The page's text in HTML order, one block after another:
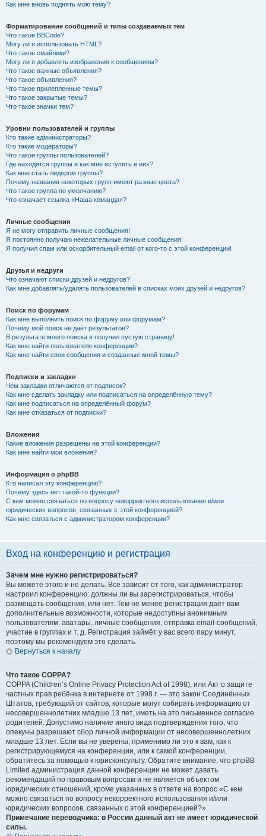
Как мне вновь поднять мою тему?
Форматирование сообщений и типы создаваемых тем
Что такое BBCode?
Могу ли я использовать HTML?
Что такое смайлики?
Могу ли я добавлять изображения к сообщениям?
Что такое важные объявления?
Что такое объявления?
Что такое прилепленные темы?
Что такое закрытые темы?
Что такое значки тем?
Уровни пользователей и группы
Кто такие администраторы?
Кто такие модераторы?
Что такое группы пользователей?
Где находятся группы и как мне вступить в них?
Как мне стать лидером группы?
Почему названия некоторых групп имеют разные цвета?
Что такое группа по умолчанию?
Что означает ссылка «Наша команда»?
Личные сообщения
Я не могу отправить личные сообщения!
Я постоянно получаю нежелательные личные сообщения!
Я получил спам или оскорбительный email от кого-то с этой конференции!
Друзья и недруги
Что означают списки друзей и недругов?
Как мне добавлять/удалять пользователей в списках моих друзей и недругов?
Поиск по форумам
Как мне выполнить поиск по форуму или форумам?
Почему мой поиск не даёт результатов?
В результате моего поиска я получил пустую страницу!
Как мне найти пользователя конференции?
Как мне найти свои сообщения и созданные мной темы?
Подписки и закладки
Чем закладки отличаются от подписок?
Как мне сделать закладку или подписаться на определённую тему?
Как мне подписаться на определённый форум?
Как мне отказаться от подписки?
Вложения
Какие вложения разрешены на этой конференции?
Как мне найти мои вложения?
Информация о phpBB
Кто написал эту конференцию?
Почему здесь нет такой-то функции?
С кем можно связаться по вопросу некорректного использования и/или
юридических вопросов, связанных с этой конференцией?
Как мне связаться с администратором конференции?
Вход на конференцию и регистрация
Зачем мне нужно регистрироваться?
Вы можете этого и не делать. Всё зависит от того, как администратор
настроил конференцию: должны ли вы зарегистрироваться, чтобы
размещать сообщения, или нет. Тем не менее регистрация даёт вам
дополнительные возможности, которые недоступны анонимным
пользователям: аватары, личные сообщения, отправка email-сообщений,
участие в группах и т. д. Регистрация займёт у вас всего пару минут,
поэтому мы рекомендуем это сделать.
Вернуться к началу
Что такое COPPA?
COPPA (Children’s Online Privacy Protection Act of 1998), или Акт о защите
частных прав ребёнка в интернете от 1998 г. — это закон Соединённых
Штатов, требующий от сайтов, которые могут собирать информацию от
несовершеннолетних младше 13 лет, иметь на это письменное согласие
родителей. Допустимо наличие иного вида подтверждения того, что
опекуны разрешают сбор личной информации от несовершеннолетних
младше 13 лет. Если вы не уверены, применимо ли это к вам, как к
регистрирующемуся на конференции, или к самой конференции,
обратитесь за помощью к юрисконсульту. Обратите внимание, что phpBB
Limited администрация данной конференции не может давать
рекомендаций по правовым вопросам и не является объектом
юридических отношений, кроме указанных в ответе на вопрос «С кем
можно связаться по вопросу некорректного использования и/или
юридических вопросов, связанных с этой конференцией?».
Примечание переводчика: в России данный акт не имеет юридической
силы.